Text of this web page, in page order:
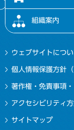
組織案内
ウェブサイトにつ
個人情報保護方針
著作権・免責事項
アクセシビリティ
サイトマップ